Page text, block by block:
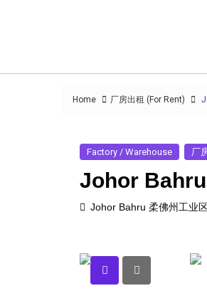
Home 厂房出租 (For Rent)
Factory / Warehouse 厂
Johor
Johor Bahru 柔佛州工业